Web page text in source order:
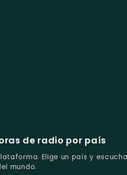
de radio por país
Elige un país y
mundo.